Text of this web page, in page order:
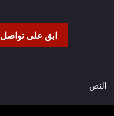
ابق على تواصل
النص